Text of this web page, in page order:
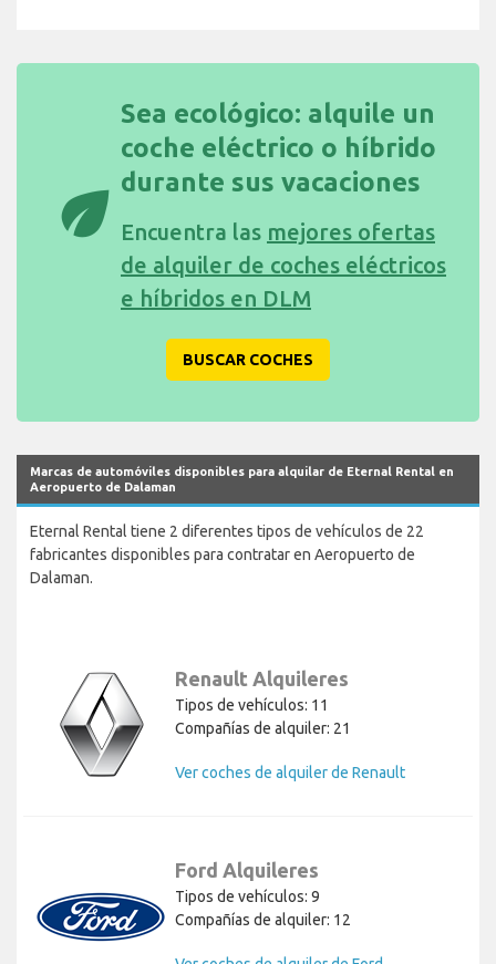
eco
Sea ecológico: alquile un
coche eléctrico o híbrido
durante sus vacaciones
Encuentra las mejores ofertas
de alquiler de coches eléctricos
e híbridos en DLM
BUSCAR COCHES
Marcas de automóviles disponibles para alquilar de Eternal Rental en
Aeropuerto de Dalaman
Eternal Rental tiene 2 diferentes tipos de vehículos de 22
fabricantes disponibles para contratar en Aeropuerto de
Dalaman.
Renault Alquileres
Tipos de vehículos: 11
Compañías de alquiler: 21
Ver coches de alquiler de Renault
Ford Alquileres
Tipos de vehículos: 9
Compañías de alquiler: 12